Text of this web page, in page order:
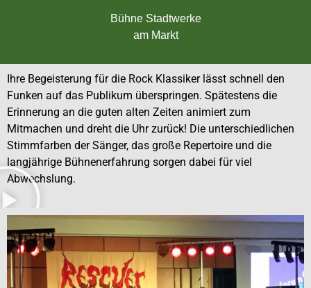
Bühne Stadtwerke
am Markt
Ihre Begeisterung für die Rock Klassiker lässt schnell den
Funken auf das Publikum überspringen. Spätestens die
Erinnerung an die guten alten Zeiten animiert zum
Mitmachen und dreht die Uhr zurück! Die unterschiedlichen
Stimmfarben der Sänger, das große Repertoire und die
langjährige Bühnenerfahrung sorgen dabei für viel
Abwechslung.